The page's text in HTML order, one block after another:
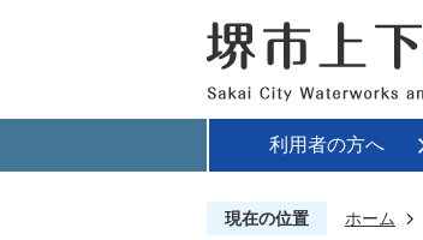
利用者の方へ
現在の位置 ホーム